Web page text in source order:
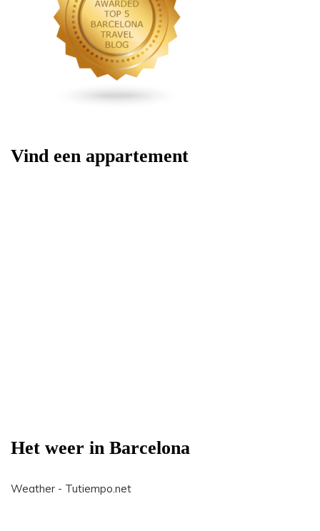
Vind een appartement
Het weer in Barcelona
Weather - Tutiempo.net